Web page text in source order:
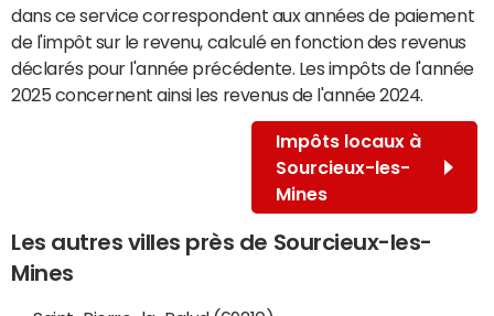
dans ce service correspondent aux années de paiement
de l'impôt sur le revenu, calculé en fonction des revenus
déclarés pour l'année précédente. Les impôts de l'année
2025 concernent ainsi les revenus de l'année 2024.
Impôts locaux à
Sourcieux-les-
Mines
Les autres villes près de Sourcieux-les-
Mines